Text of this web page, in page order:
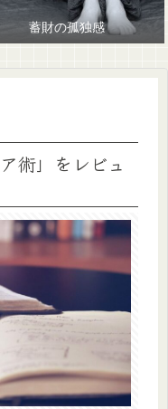
蓄財の孤独感
術」をレビュ